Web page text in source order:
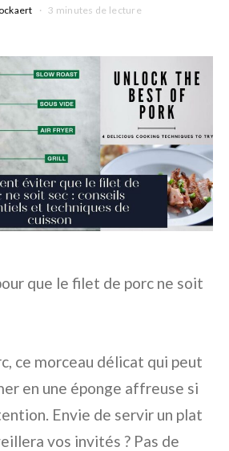
3 minutes de lecture
que le filet de porc ne soit
ce morceau délicat qui peut
en une éponge affreuse si
Envie de servir un plat
vos invités ? Pas de